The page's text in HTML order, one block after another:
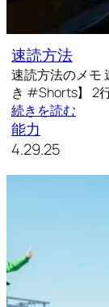
速読方法
速読方法のメモ
き #Shorts】 2
続きを読む
能力
4.29.25